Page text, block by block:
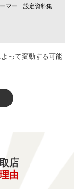
ーマー 設定資料集
って変動する可能
店
由